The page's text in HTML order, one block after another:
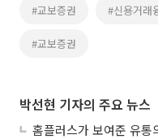
#교보증권 #신용거래
#교보증권
박선현 기자의 주요 뉴스
홈플러스가 보여준 유통